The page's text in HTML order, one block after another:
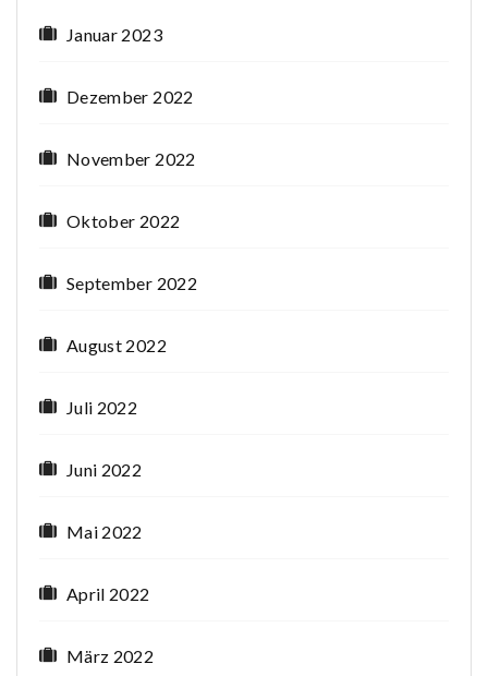
Januar 2023
Dezember 2022
November 2022
Oktober 2022
September 2022
August 2022
Juli 2022
Juni 2022
Mai 2022
April 2022
März 2022